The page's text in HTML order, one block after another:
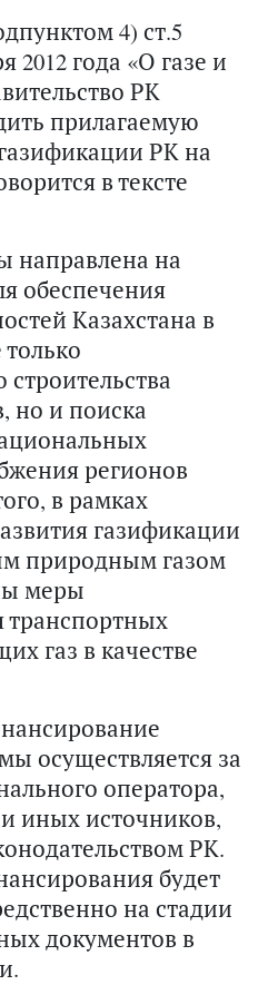
4) ст.5
2012 года «О газе и
РК
прилагаемую
РК на
в тексте
направлена на
обеспечения
Казахстана в
но и поиска
регионов
в рамках
газификации
природным газом
меры
транспортных
газ в качестве
осуществляется за
оператора,
иных источников,
РК.
будет
на стадии
документов в